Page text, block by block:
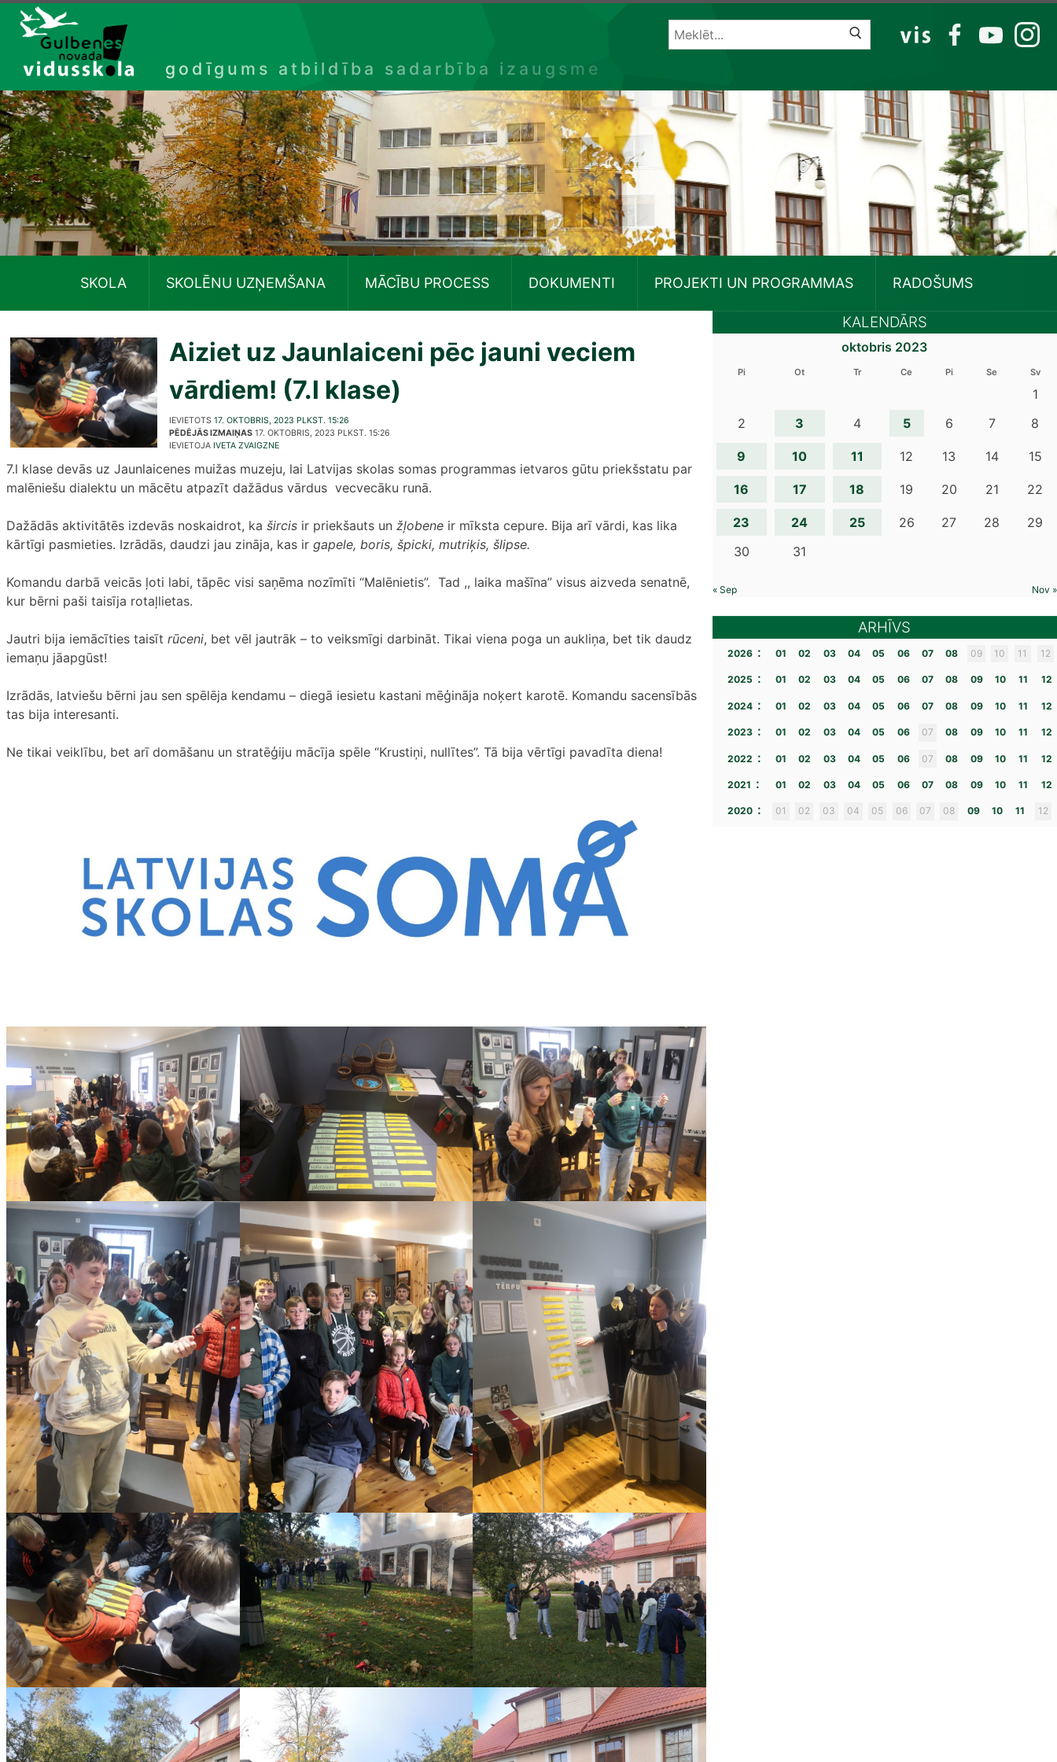
Izlaist
godīgums atbildība sadarbība izaugsme
VIS FB YT IG
SKOLA SKOLĒNU UZŅEMŠANA MĀCĪBU PROCESS DOKUMENTI PROJEKTI UN PROGRAMMAS RADOŠUMS
Aiziet uz Jaunlaiceni pēc jauni veciem
vārdiem! (7.l klase)
IEVIETOTS 17. OKTOBRIS, 2023 PLKST. 15:26
PĒDĒJĀS IZMAIŅAS 17. OKTOBRIS, 2023 PLKST. 15:26
IEVIETOJA IVETA ZVAIGZNE
7.l klase devās uz Jaunlaicenes muižas muzeju, lai Latvijas skolas somas programmas ietvaros gūtu priekšstatu par
malēniešu dialektu un mācētu atpazīt dažādus vārdus vecvecāku runā.
Dažādās aktivitātēs izdevās noskaidrot, ka šircis ir priekšauts un žļobene ir mīksta cepure. Bija arī vārdi, kas lika
kārtīgi pasmieties. Izrādās, daudzi jau zināja, kas ir gapele, boris, špicki, mutriķis, šlipse.
Komandu darbā veicās ļoti labi, tāpēc visi saņēma nozīmīti “Malēnietis”. Tad ,, laika mašīna” visus aizveda senatnē,
kur bērni paši taisīja rotaļlietas.
Jautri bija iemācīties taisīt rūceni, bet vēl jautrāk – to veiksmīgi darbināt. Tikai viena poga un aukliņa, bet tik daudz
iemaņu jāapgūst!
Izrādās, latviešu bērni jau sen spēlēja kendamu – diegā iesietu kastani mēģināja noķert karotē. Komandu sacensībās
tas bija interesanti.
Ne tikai veiklību, bet arī domāšanu un stratēģiju mācīja spēle “Krustiņi, nullītes”. Tā bija vērtīgi pavadīta diena!
KALENDĀRS
oktobris 2023
Pi Ot Tr Ce Pi Se Sv
1
2
3 4 5 6 7 8
9 10 11 12 13 14 15
16 17 18 19 20 21 22
23 24 25 26 27 28
29
30
31
« Sep Nov »
ARHĪVS
2026 : 01 02 03 04 05 06 07 08 09 10 11 12
2025 : 01 02 03 04 05 06 07 08 09 10 11 12
2024 : 01 02 03 04 05 06 07 08 09 10 11 12
2023 : 01 02 03 04 05 06 07 08 09 10 11 12
2022 : 01 02 03 04 05 06 07 08 09 10 11 12
2021 : 01 02 03 04 05 06 07 08 09 10 11 12
2020 : 01 02 03 04 05 06 07 08 09 10 11 12